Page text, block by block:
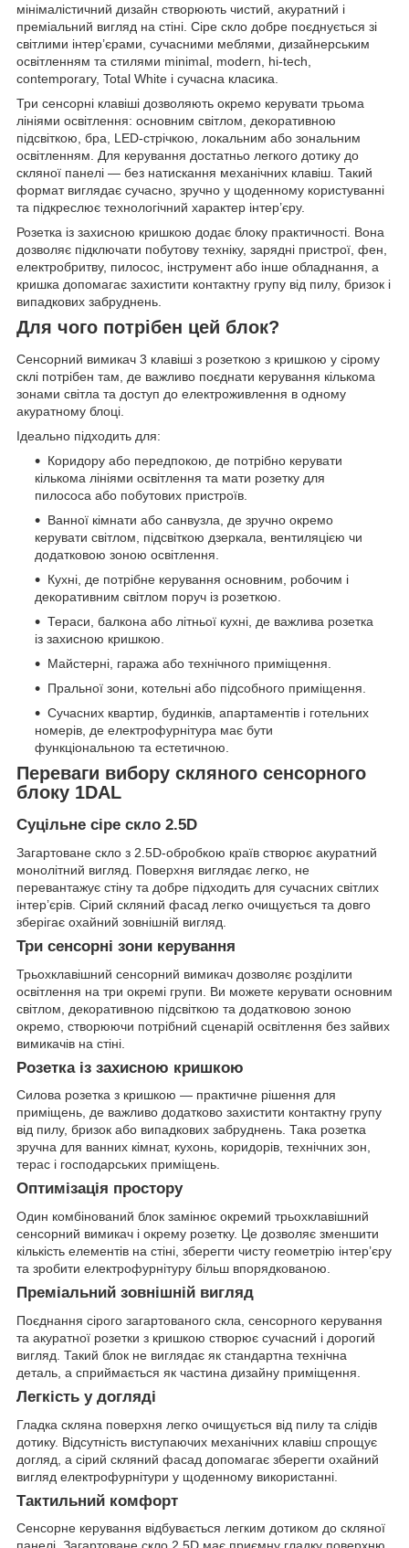
мінімалістичний дизайн створюють чистий, акуратний і
преміальний вигляд на стіні. Сіре скло добре поєднується зі
світлими інтер’єрами, сучасними меблями, дизайнерським
освітленням та стилями minimal, modern, hi-tech,
contemporary, Total White і сучасна класика.
Три сенсорні клавіші дозволяють окремо керувати трьома
лініями освітлення: основним світлом, декоративною
підсвіткою, бра, LED-стрічкою, локальним або зональним
освітленням. Для керування достатньо легкого дотику до
скляної панелі — без натискання механічних клавіш. Такий
формат виглядає сучасно, зручно у щоденному користуванні
та підкреслює технологічний характер інтер’єру.
Розетка із захисною кришкою додає блоку практичності. Вона
дозволяє підключати побутову техніку, зарядні пристрої, фен,
електробритву, пилосос, інструмент або інше обладнання, а
кришка допомагає захистити контактну групу від пилу, бризок і
випадкових забруднень.
Для чого потрібен цей блок?
Сенсорний вимикач 3 клавіші з розеткою з кришкою у сірому
склі потрібен там, де важливо поєднати керування кількома
зонами світла та доступ до електроживлення в одному
акуратному блоці.
Ідеально підходить для:
Коридору або передпокою, де потрібно керувати
кількома лініями освітлення та мати розетку для
пилососа або побутових пристроїв.
Ванної кімнати або санвузла, де зручно окремо
керувати світлом, підсвіткою дзеркала, вентиляцією чи
додатковою зоною освітлення.
Кухні, де потрібне керування основним, робочим і
декоративним світлом поруч із розеткою.
Тераси, балкона або літньої кухні, де важлива розетка
із захисною кришкою.
Майстерні, гаража або технічного приміщення.
Пральної зони, котельні або підсобного приміщення.
Сучасних квартир, будинків, апартаментів і готельних
номерів, де електрофурнітура має бути
функціональною та естетичною.
Переваги вибору скляного сенсорного
блоку 1DAL
Суцільне сіре скло 2.5D
Загартоване скло з 2.5D-обробкою країв створює акуратний
монолітний вигляд. Поверхня виглядає легко, не
перевантажує стіну та добре підходить для сучасних світлих
інтер’єрів. Сірий скляний фасад легко очищується та довго
зберігає охайний зовнішній вигляд.
Три сенсорні зони керування
Трьохклавішний сенсорний вимикач дозволяє розділити
освітлення на три окремі групи. Ви можете керувати основним
світлом, декоративною підсвіткою та додатковою зоною
окремо, створюючи потрібний сценарій освітлення без зайвих
вимикачів на стіні.
Розетка із захисною кришкою
Силова розетка з кришкою — практичне рішення для
приміщень, де важливо додатково захистити контактну групу
від пилу, бризок або випадкових забруднень. Така розетка
зручна для ванних кімнат, кухонь, коридорів, технічних зон,
терас і господарських приміщень.
Оптимізація простору
Один комбінований блок замінює окремий трьохклавішний
сенсорний вимикач і окрему розетку. Це дозволяє зменшити
кількість елементів на стіні, зберегти чисту геометрію інтер’єру
та зробити електрофурнітуру більш впорядкованою.
Преміальний зовнішній вигляд
Поєднання сірого загартованого скла, сенсорного керування
та акуратної розетки з кришкою створює сучасний і дорогий
вигляд. Такий блок не виглядає як стандартна технічна
деталь, а сприймається як частина дизайну приміщення.
Легкість у догляді
Гладка скляна поверхня легко очищується від пилу та слідів
дотику. Відсутність виступаючих механічних клавіш спрощує
догляд, а сірий скляний фасад допомагає зберегти охайний
вигляд електрофурнітури у щоденному використанні.
Тактильний комфорт
Сенсорне керування відбувається легким дотиком до скляної